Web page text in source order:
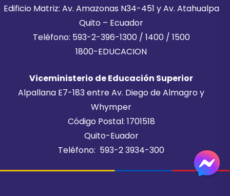
Edificio Matriz: Av. Amazonas N34-451 y Av. Atahualpa
Quito – Ecuador
Teléfono: 593-2-396-1300 / 1400 / 1500
1800-EDUCACION
Viceministerio de Educación Superior
Alpallana E7-183 entre Av. Diego de Almagro y
Whymper
Código Postal: 1701518
Quito-Euador
Teléfono: 593-2 3934-300